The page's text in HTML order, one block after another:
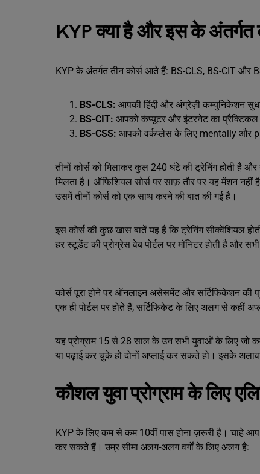
KYP क्या है और इस के
KYP के अंतर्गत तीन कोर्स आते हैं: BS-CLS, BS-CIT और
BS-CLS: आपकी हिंदी और अंग्रेज़ी कम्युनिकेशन
BS-CIT: आपको कंप्यूटर और इंटरनेट का प्रैक्टिकल
BS-CSS: आपको वर्कप्लेस के लिए mentally और
तीनों कोर्स को मिलाकर कुल 240 घंटे की ट्रेनिंग होती है और
मिलता है। ऑफिशियल सोर्स पर साफ़ तौर पर यह मेंशन नहीं
उसमें तीनों कोर्स को एक साथ करने की बात की गई है।
इस कोर्स की कुछ खास बातें यह हैं कि ट्रेनिंग सीक्वेंशियल
हर स्टूडेंट की प्रोग्रेस वेब पोर्टल पर मॉनिटर होती है और
कोर्स पूरा होने पर ऑनलाइन असेसमेंट और सर्टिफिकेशन की
एक ही पोर्टल पर होते हैं, सर्टिफिकेट के लिए अलग से कहीं
यह प्रोग्राम 15 से 28 साल के उन सभी युवाओं के लिए जो
या पढ़ाई कर चुके हो दोनों अप्लाई कर सकते हो। इसके
कौशल युवा प्रोग्राम के लिए
KYP के लिए कम से कम 10वीं पास होना ज़रूरी है। चाहे आप
कर सकते हैं। उम्र सीमा अलग-अलग वर्गों के लिए अलग है: